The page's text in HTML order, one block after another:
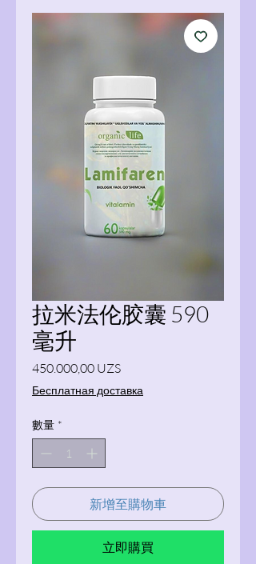
拉米法伦胶囊 590
毫升
450.000,00 UZS價格
Бесплатная доставка
數量 *
新增至購物車
立即購買